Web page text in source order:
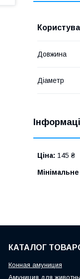
Довжина
Діаметр
Ціна: 145 ₴
КАТАЛОГ
Конная амуниция
Амуниция для